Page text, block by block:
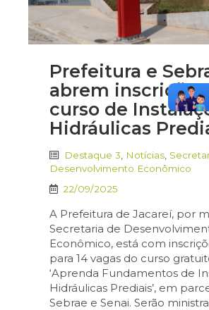
Prefeitura e
abrem inscrições
curso de
Hidráulicas
Destaque 3 Notícias
Desenvolvimento Econômico
22/09/2025
A Prefeitura de Jacareí, por
Secretaria de
Econômico, está com
para 14 vagas do curso
‘Aprenda Fundamentos de
Hidráulicas Prediais’, em
Sebrae e Senai. Serão